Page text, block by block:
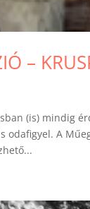
–
(is) mindig
odafigyel. A